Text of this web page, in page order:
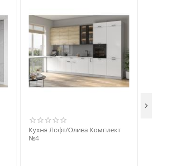
Кухня Лофт/Олива Комплект
№4
